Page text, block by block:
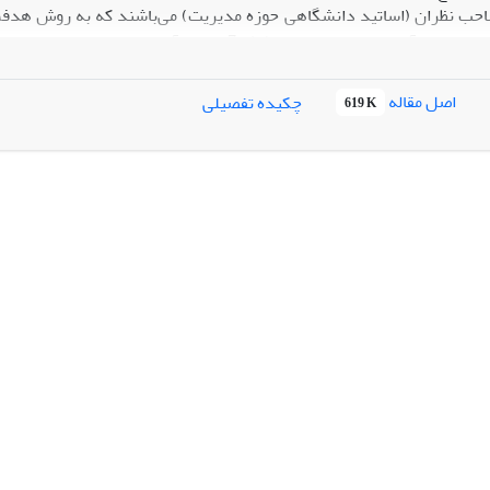
نظران (اساتید دانشگاهی حوزه مدیریت) می‌باشند که به روش
مؤثر بر نوآوری بنیادین و استراتژیک از ضرایب استاندارداصل مقاله 619 K چکیده تفصیلی